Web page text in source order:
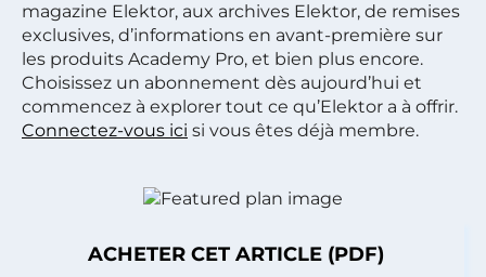
magazine Elektor, aux archives Elektor, de remises
exclusives, d’informations en avant-première sur
les produits Academy Pro, et bien plus encore.
Choisissez un abonnement dès aujourd’hui et
commencez à explorer tout ce qu’Elektor a à offrir.
Connectez-vous ici si vous êtes déjà membre.
ACHETER CET ARTICLE (PDF)